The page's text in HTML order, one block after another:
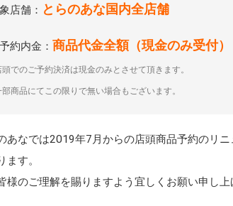
店舗： とらのあな国内全店舗
約内金： 商品代金全額（現金のみ受付）
でのご予約決済は現金のみとさせて頂きます。
商品にてこの限りで無い場合もございます。
あなでは2019年7月からの店頭商品予約のリ
ます。
様のご理解を賜りますよう宜しくお願い申し上